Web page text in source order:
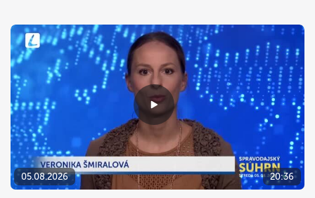
05.08.2026 20:36